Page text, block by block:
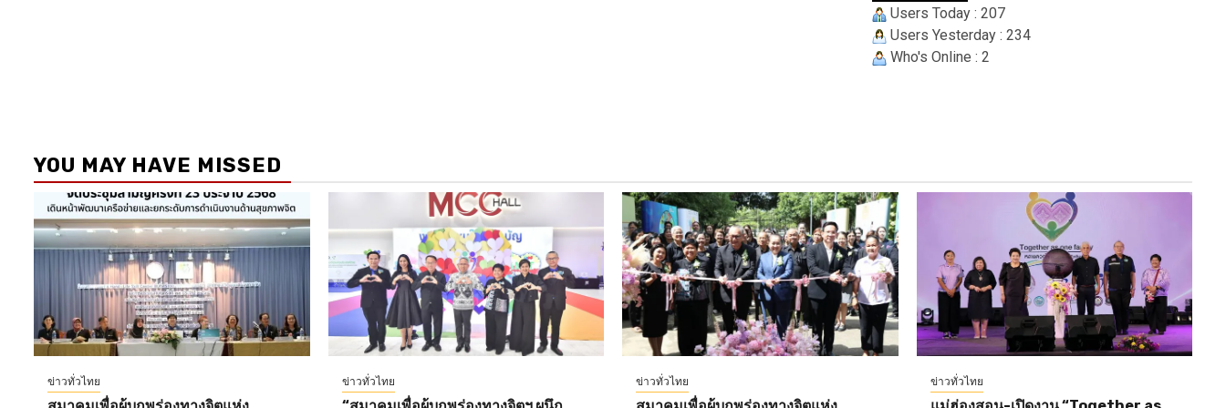
Users Today : 207
Users Yesterday : 234
Who's Online : 2
YOU MAY HAVE MISSED
ข่าวทั่วไทย ข่าวทั่วไทย ข่าวทั่วไทย ข่าวทั่วไทย